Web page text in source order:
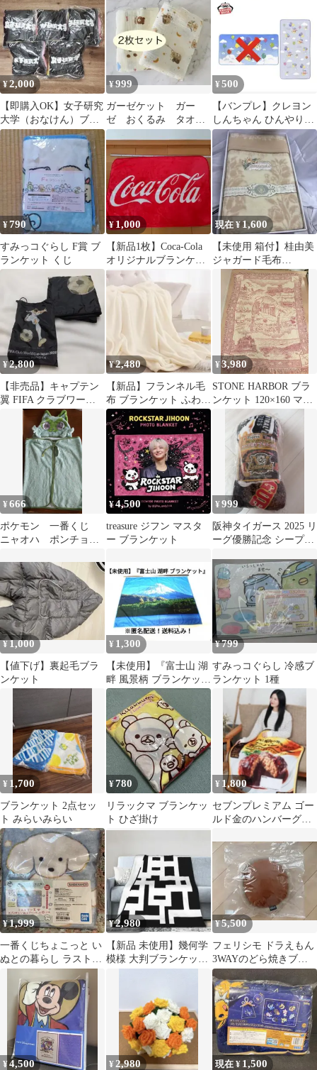
セミダブル
¥2,000
【即購入OK】女子研究
大学（おなけん）ブラ
ンケット（全1種） 5個
セット
¥999
ガーゼケット ガー
ゼ おくるみ タオル
ケット ブランケッ
ト 新品【2枚セット】
¥ 500
【バンプレ】クレヨン
しんちゃん ひんやりブ
ランケット【プライ
ズ】
¥790
すみっコぐらし F賞 ブ
ランケット くじ
¥1,000
【新品1枚】Coca-Cola
オリジナルブランケッ
ト コカ・コーラ ロゴ入
り
現在 ¥1,600
【未使用 箱付】桂由美
ジャガード毛布
140×200cm シングル 寝
¥2,800
【非売品】キャプテン
翼 FIFA クラブワール
ドカップ 2008 ブランケ
¥2,480
【新品】フランネル毛
布 ブランケット ふわふ
わ 軽量 アイボリー
¥3,980
STONE HARBOR ブラ
ンケット 120×160 マル
チカバー ラグ
¥666
ポケモン 一番くじ
ニャオハ ポンチョブ
中古品／洗濯済
¥4,500
treasure ジフン マスタ
ー ブランケット
¥999
阪神タイガース 2025 リ
ーグ優勝記念 シープボ
¥1,000
【値下げ】裏起毛ブラ
ンケット
¥ 1,300
【未使用】『富士山 湖
畔 風景柄 ブランケット
大判』
¥799
すみっコぐらし 冷感ブ
ランケット 1種
¥ 1,700
ブランケット 2点セッ
ト みらいみらい
¥780
リラックマ ブランケッ
ト ひざ掛け
¥ 1,800
セブンプレミアム ゴー
ルド金のハンバーグパ
ンケット
¥1,999
一番くじちょこっと い
ぬとの暮らし ラストワ
¥2,980
【新品 未使用】幾何学
模様 大判ブランケット
¥5,500
フェリシモ ドラえもん
3WAYのどら焼きブラ
ンケット
¥4,500 ¥ 2,980 現在 ¥ 1,500